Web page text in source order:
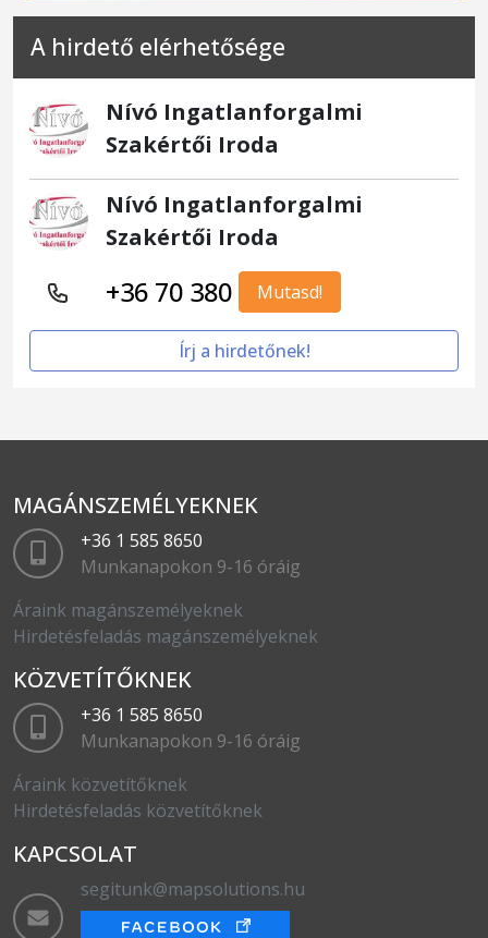
A hirdető elérhetősége
Nívó Ingatlanforgalmi
Szakértői Iroda
Nívó Ingatlanforgalmi
Szakértői Iroda
+36 70 380 Mutasd!
Írj a hirdetőnek!
MAGÁNSZEMÉLYEKNEK
+36 1 585 8650
Munkanapokon 9-16 óráig
Áraink magánszemélyeknek
Hirdetésfeladás magánszemélyeknek
KÖZVETÍTŐKNEK
+36 1 585 8650
Munkanapokon 9-16 óráig
Áraink közvetítőknek
Hirdetésfeladás közvetítőknek
KAPCSOLAT
segitunk@mapsolutions.hu